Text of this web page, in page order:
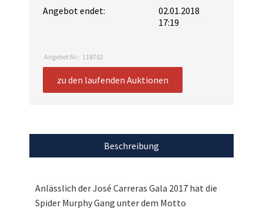
Angebot endet:
02.01.2018
17:19
Angebot Nr.: 118702
zu den laufenden Auktionen
Beschreibung
Anlässlich der José Carreras Gala 2017 hat die
Spider Murphy Gang unter dem Motto